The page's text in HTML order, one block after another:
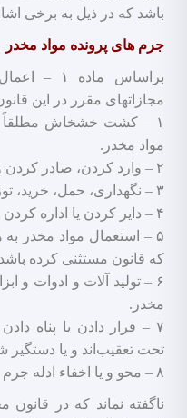
باشد که در ذیل به برخی
جرم های پرونده مواد مخدر
براساس
مجازاتهای مقرر در این
۱ – کشت خشخاش مطلقاً
مواد مخدر.
۲ – وارد کردن، صادر کردن و تولید انواع مواد مخدر.
۳ – نگهداری، حمل، خرید، توزیع و فروش مواد مخدر.
۴ – دایر کردن یا اداره کردن مکان برای استعمال مواد مخدر.
۵ – استعمال مواد مخدر
که قانون مستثنی کرده
۶ – تولید آلات و ادوات و
مخدر.
۷ – فرار دادن یا پناه
تحت تعقیب‌اند و یا دستگیر
۸ – محو و یا اخفاء ادله جرم مجرمان.
ناگفته نماند که در قانون